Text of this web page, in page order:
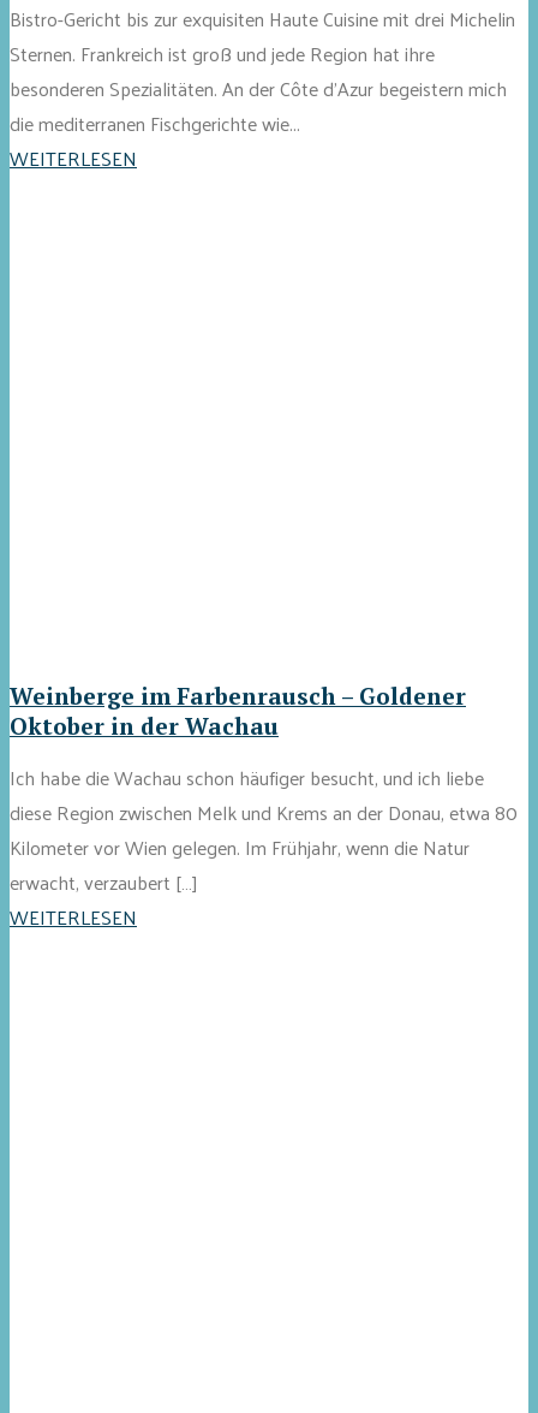
Bistro-Gericht bis zur exquisiten Haute Cuisine mit drei Michelin
Sternen. Frankreich ist groß und jede Region hat ihre
besonderen Spezialitäten. An der Côte d’Azur begeistern mich
die mediterranen Fischgerichte wie...
WEITERLESEN
Weinberge im Farbenrausch – Goldener
Oktober in der Wachau
Ich habe die Wachau schon häufiger besucht, und ich liebe
diese Region zwischen Melk und Krems an der Donau, etwa 80
Kilometer vor Wien gelegen. Im Frühjahr, wenn die Natur
erwacht, verzaubert […]
WEITERLESEN